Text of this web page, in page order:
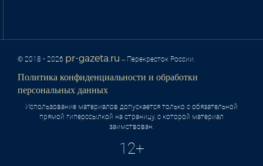
© 2018 - 2026 pr-gazeta.ru – Перекресток России.
Политика конфиденциальности и обработки
персональных данных
Использование материалов допускается только с обязательной
прямой гиперссылкой на страницу, с которой материал
заимствован.
12+